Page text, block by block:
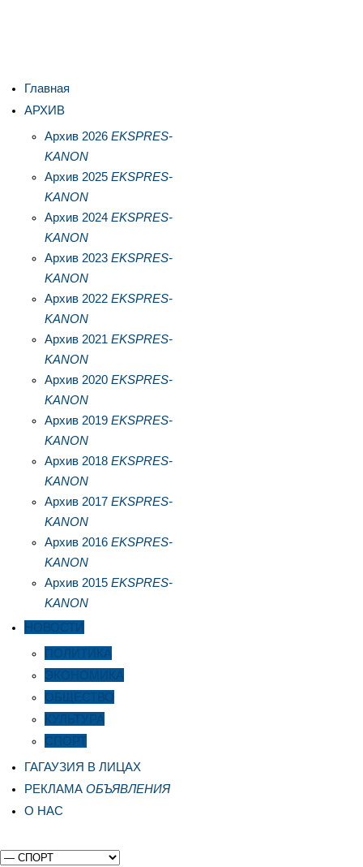
Главная
АРХИВ
Архив 2026 EKSPRES-
KANON
Архив 2025 EKSPRES-
KANON
Архив 2024 EKSPRES-
KANON
Архив 2023 EKSPRES-
KANON
Архив 2022 EKSPRES-
KANON
Архив 2021 EKSPRES-
KANON
Архив 2020 EKSPRES-
KANON
Архив 2019 EKSPRES-
KANON
Архив 2018 EKSPRES-
KANON
Архив 2017 EKSPRES-
KANON
Архив 2016 EKSPRES-
KANON
Архив 2015 EKSPRES-
KANON
НОВОСТИ
ПОЛИТИКА
ЭКОНОМИКА
ОБЩЕСТВО
КУЛЬТУРА
СПОРТ
ГАГАУЗИЯ В ЛИЦАХ
РЕКЛАМА ОБЪЯВЛЕНИЯ
О НАС